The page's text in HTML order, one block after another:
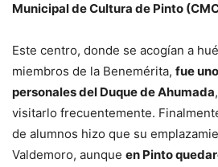
Municipal de Cultura de Pinto
Este centro, donde se acogían a
miembros de la Benemérita, fue
personales del Duque de Ahumada
visitarlo frecuentemente.
de alumnos hizo que su
Valdemoro, aunque en Pinto